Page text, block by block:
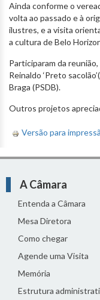
Ainda conforme o
volta ao passado e à
ilustres, e a visita
a cultura de Belo
Participaram da
Reinaldo ‘Preto
Braga (PSDB).
Outros projetos
Versão para
A Câmara
Entenda a Câmara
Mesa Diretora
Como chegar
Agende uma Visita
Memória
Estrutura